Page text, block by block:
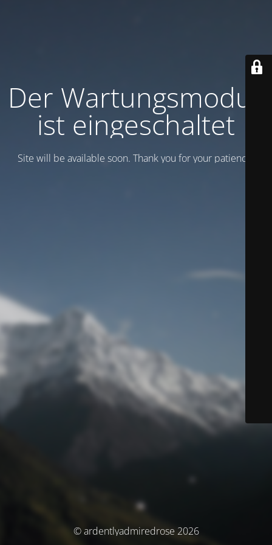
Der Wartungsmodus
ist eingeschaltet
Site will be available soon. Thank you for your patience!
© ardentlyadmiredrose 2026